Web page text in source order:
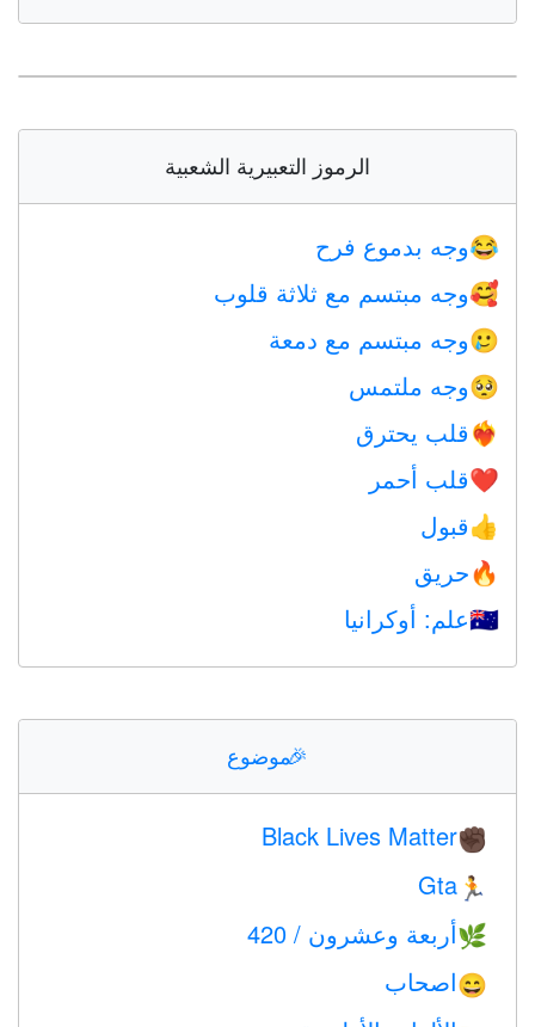
الرموز التعبيرية الشعبية
😂وجه بدموع فرح
🥰وجه مبتسم مع ثلاثة قلوب
🥲وجه مبتسم مع دمعة
🥺وجه ملتمس
❤️‍🔥 قلب يحترق
❤️قلب أحمر
👍قبول
🔥حريق
🇺🇦علم: أوكرانيا
🎉موضوع
✊🏿
Black Lives Matter
🏃
Gta
🌿أربعة وعشرون / 420
😄اصحاب